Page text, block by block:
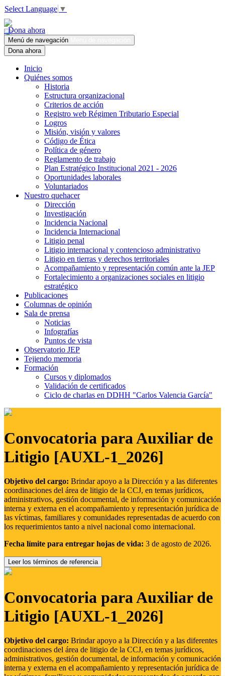
Select Language ▼
Dona ahora
Menú de navegación
Dona ahora
Inicio
Quiénes somos
Historia
Estructura organizacional
Criterios de acción
Registro web Régimen Tributario Especial
Logros
Misión, visión y valores
Código de Ética
Política de género
Reglamento de trabajo
Plan Estratégico Institucional 2021 - 2026
Oportunidades laborales
Voluntariados
Nuestro quehacer
Dirección
Investigación
Incidencia Nacional
Incidencia Internacional
Litigio penal
Litigio internacional y contencioso administrativo
Litigio en tierras y derechos territoriales
Acompañamiento y representación común ante la JEP
Fortalecimiento a organizaciones sociales en litigio
estratégico
Publicaciones
Columnas de opinión
Sala de prensa
Noticias
Infografías
Puntos de vista
Observatorio JEP
Tejiendo memoria
Formación
Cursos y diplomados
Validación de certificados
Ciclo de charlas en DDHH "Carlos Valencia García"
Convocatoria para Auxiliar de
Litigio [AUXL-1_2026]
Objetivo del cargo: Brindar apoyo a la Dirección y a las diferentes
coordinaciones del área de litigio de la CCJ, en temas jurídicos,
administrativos, gestión documental, de información y comunicación
interna y externa en el acompañamiento y representación jurídica de
las víctimas, familiares y comunidades representadas de acuerdo con
los requerimientos tanto a nivel nacional como internacional.
Fecha límite para entregar hojas de vida: 3 de agosto de 2026.
Leer los términos de referencia
Convocatoria para Auxiliar de
Litigio [AUXL-1_2026]
Objetivo del cargo: Brindar apoyo a la Dirección y a las diferentes
coordinaciones del área de litigio de la CCJ, en temas jurídicos,
administrativos, gestión documental, de información y comunicación
interna y externa en el acompañamiento y representación jurídica de